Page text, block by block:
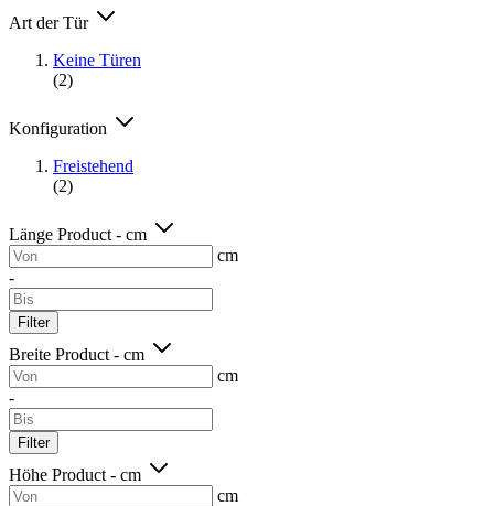
Art der Tür
Keine Türen
(2)
Konfiguration
Freistehend
(2)
Länge Product - cm
cm
-
Filter
Breite Product - cm
cm
-
Filter
Höhe Product - cm
cm